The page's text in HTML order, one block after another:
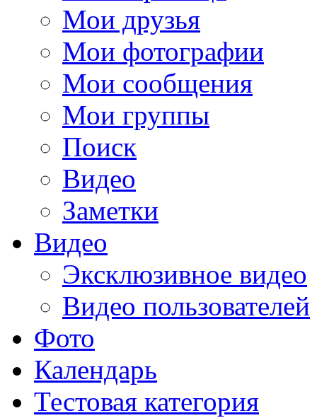
Мои друзья
Мои фотографии
Мои сообщения
Мои группы
Поиск
Видео
Заметки
Видео
Эксклюзивное видео
Видео пользователей
Фото
Календарь
Тестовая категория